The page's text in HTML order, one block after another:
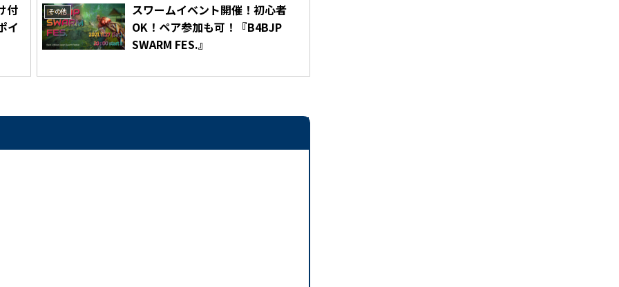
付
イ
その他
スワームイベント開催！初心者
OK！ペア参加も可！『B4BJP
SWARM FES.』